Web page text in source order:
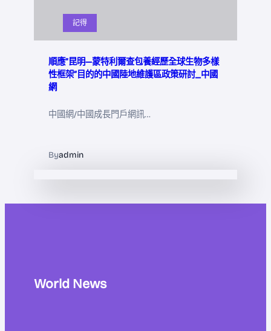
記得
順應“昆明—蒙特利爾查包養經歷全球生物多樣
性框架”目的的中國陸地維護區政策研討_中國
網
中國網/中國成長門戶網訊…
Byadmin
World News